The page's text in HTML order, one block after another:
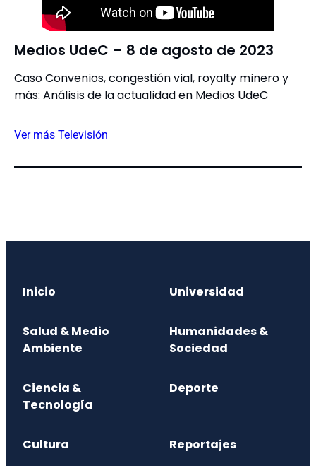
Medios UdeC – 8 de agosto de 2023
Caso Convenios, congestión vial, royalty minero y
más: Análisis de la actualidad en Medios UdeC
Ver más Televisión
Inicio Universidad
Salud & Medio
Ambiente
Humanidades &
Sociedad
Ciencia &
Tecnología
Deporte
Cultura Reportajes